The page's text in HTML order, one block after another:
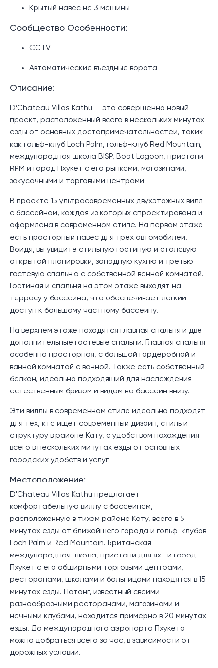
Крытый навес на 3 машины
Сообщество Особенности:
CCTV
Автоматические въездные ворота
Описание:
D’Chateau Villas Kathu — это совершенно новый
проект, расположенный всего в нескольких минутах
езды от основных достопримечательностей, таких
как гольф-клуб Loch Palm, гольф-клуб Red Mountain,
международная школа BISP, Boat Lagoon, пристани
RPM и город Пхукет с его рынками, магазинами,
закусочными и торговыми центрами.
В проекте 15 ультрасовременных двухэтажных вилл
с бассейном, каждая из которых спроектирована и
оформлена в современном стиле. На первом этаже
есть просторный навес для трех автомобилей.
Войдя, вы увидите стильную гостиную и столовую
открытой планировки, западную кухню и третью
гостевую спальню с собственной ванной комнатой.
Гостиная и спальня на этом этаже выходят на
террасу у бассейна, что обеспечивает легкий
доступ к большому частному бассейну.
На верхнем этаже находятся главная спальня и две
дополнительные гостевые спальни. Главная спальня
особенно просторная, с большой гардеробной и
ванной комнатой с ванной. Также есть собственный
балкон, идеально подходящий для наслаждения
естественным бризом и видом на бассейн внизу.
Эти виллы в современном стиле идеально подходят
для тех, кто ищет современный дизайн, стиль и
структуру в районе Кату, с удобством нахождения
всего в нескольких минутах езды от основных
городских удобств и услуг.
Местоположение:
D'Chateau Villas Kathu предлагает
комфортабельную виллу с бассейном,
расположенную в тихом районе Кату, всего в 5
минутах езды от ближайшего города и гольф-клубов
Loch Palm и Red Mountain. Британская
международная школа, пристани для яхт и город
Пхукет с его обширными торговыми центрами,
ресторанами, школами и больницами находятся в 15
минутах езды. Патонг, известный своими
разнообразными ресторанами, магазинами и
ночными клубами, находится примерно в 20 минутах
езды. До международного аэропорта Пхукета
можно добраться всего за час, в зависимости от
дорожных условий.